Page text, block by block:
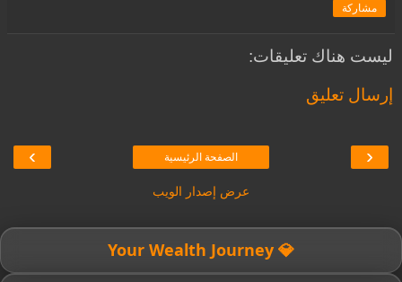
مشاركة
ليست هناك تعليقات:
إرسال تعليق
‹
› الصفحة الرئيسية
عرض إصدار الويب
💎 Your Wealth Journey